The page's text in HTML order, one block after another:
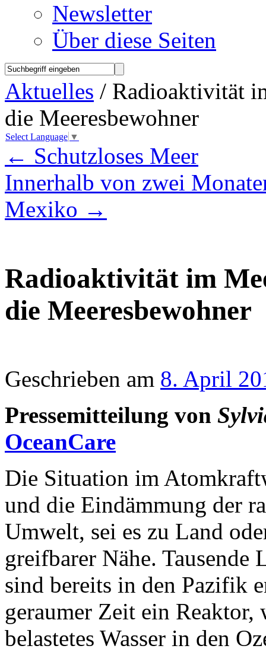
Newsletter
Über diese Seiten
Aktuelles / Radioaktivität
die Meeresbewohner
Select Language ▼
← Schutzloses Meer
Innerhalb von zwei
Mexiko →
Radioaktivität im
die Meeresbewohner
Geschrieben am 8. April
Pressemitteilung von
OceanCare
Die Situation im
und die Eindämmung der
Umwelt, sei es zu Land
greifbarer Nähe.
sind bereits in den Pazifik
geraumer Zeit ein
belastetes Wasser in den